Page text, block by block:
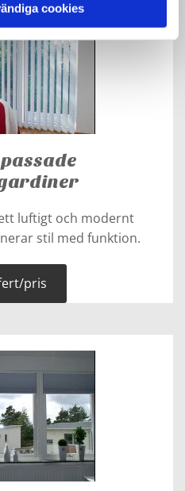
cookies
luftigt och modernt
stil med funktion.
pris